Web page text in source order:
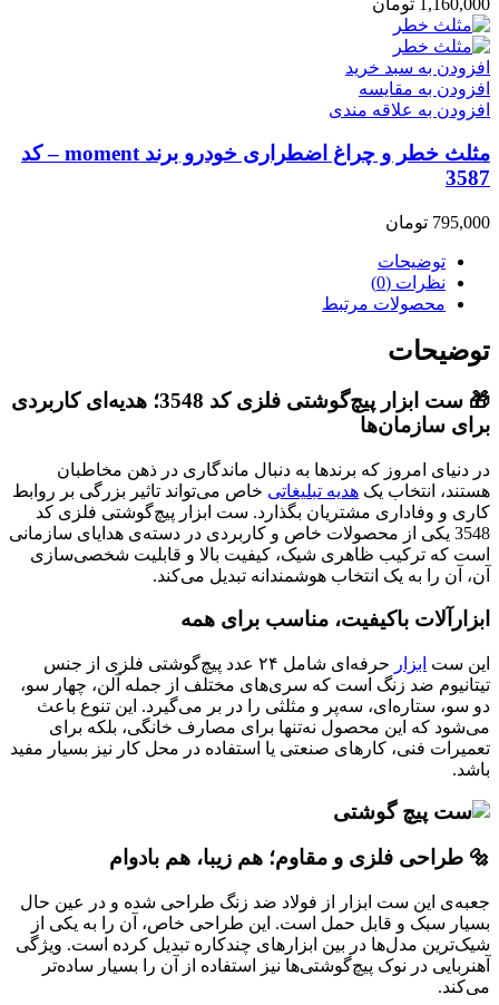
1,160,000 تومان
افزودن به سبد خرید
افزودن به مقایسه
افزودن به علاقه مندی
مثلث خطر و چراغ اضطراری خودرو برند moment – کد
3587
795,000 تومان
توضیحات
نظرات (0)
محصولات مرتبط
توضیحات
🎁 ست ابزار پیچ‌گوشتی فلزی کد 3548؛ هدیه‌ای کاربردی
برای سازمان‌ها
در دنیای امروز که برندها به دنبال ماندگاری در ذهن مخاطبان
هستند، انتخاب یک هدیه تبلیغاتی خاص می‌تواند تاثیر بزرگی بر روابط
کاری و وفاداری مشتریان بگذارد. ست ابزار پیچ‌گوشتی فلزی کد
3548 یکی از محصولات خاص و کاربردی در دسته‌ی هدایای سازمانی
است که ترکیب ظاهری شیک، کیفیت بالا و قابلیت شخصی‌سازی
آن، آن را به یک انتخاب هوشمندانه تبدیل می‌کند.
ابزارآلات باکیفیت، مناسب برای همه
این ست ابزار
حرفه‌ای شامل ۲۴ عدد پیچ‌گوشتی فلزی از جنس
تیتانیوم ضد زنگ است که سری‌های مختلف از جمله آلن، چهار سو،
دو سو، ستاره‌ای، سه‌پر و مثلثی را در بر می‌گیرد. این تنوع باعث
می‌شود که این محصول نه‌تنها برای مصارف خانگی، بلکه برای
تعمیرات فنی، کارهای صنعتی یا استفاده در محل کار نیز بسیار مفید
باشد.
🔩 طراحی فلزی و مقاوم؛ هم زیبا، هم بادوام
جعبه‌ی این ست ابزار از فولاد ضد زنگ طراحی شده و در عین حال
بسیار سبک و قابل حمل است. این طراحی خاص، آن را به یکی از
شیک‌ترین مدل‌ها در بین ابزارهای چندکاره تبدیل کرده است. ویژگی
آهنربایی در نوک پیچ‌گوشتی‌ها نیز استفاده از آن را بسیار ساده‌تر
می‌کند.